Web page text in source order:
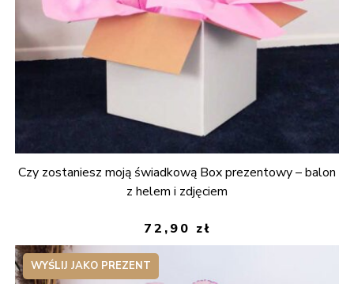
Czy zostaniesz moją świadkową Box prezentowy – balon
z helem i zdjęciem
72,90 zł
WYŚLIJ JAKO PREZENT